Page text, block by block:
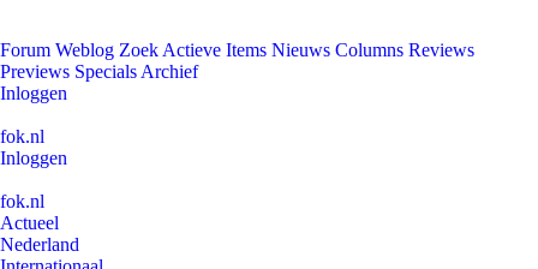
Forum Weblog Zoek Actieve Items Nieuws Columns Reviews
Previews Specials Archief
Inloggen
fok.nl
Inloggen
fok.nl
Actueel
Nederland